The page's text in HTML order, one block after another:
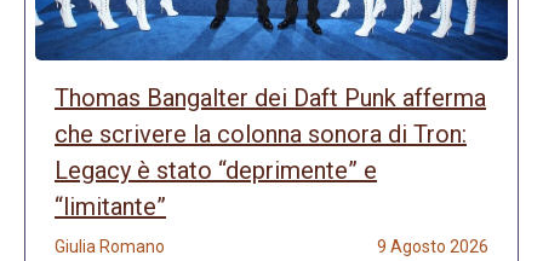
Thomas Bangalter dei Daft Punk afferma
che scrivere la colonna sonora di Tron:
Legacy è stato “deprimente” e
“limitante”
Giulia Romano 9 Agosto 2026